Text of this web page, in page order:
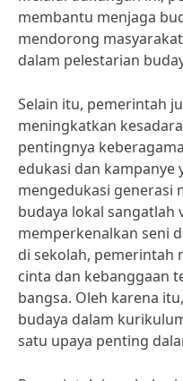
membantu menjaga
mendorong
dalam pelestarian
Selain itu, pemerintah
meningkatkan
pentingnya
edukasi dan
mengedukasi generasi
budaya lokal sangatlah
memperkenalkan seni
di sekolah, pemerintah
cinta dan kebanggaan
bangsa. Oleh karena
budaya dalam
satu upaya penting